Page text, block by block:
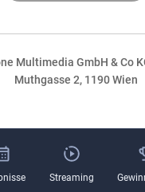
Multimedia GmbH & Co
Muthgasse 2, 1190 Wien
Streaming